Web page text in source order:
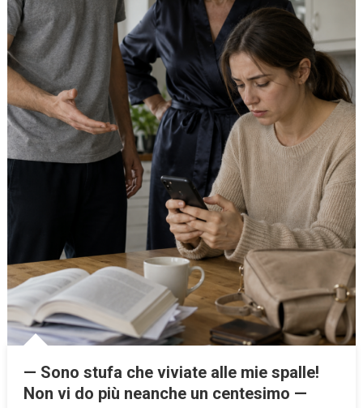
— Sono stufa che viviate alle mie spalle!
Non vi do più neanche un centesimo —